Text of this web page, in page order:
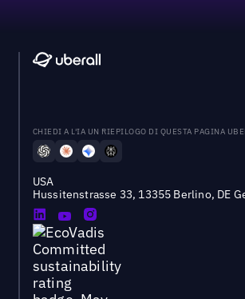
CHIEDI A L'IA UN RIEPILOGO DI QUESTA PAGINA
USA
Hussitenstrasse 33, 13355 Berlino, DE